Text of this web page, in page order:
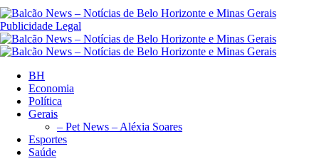
Publicidade Legal
BH
Economia
Política
Gerais
– Pet News – Aléxia Soares
Esportes
Saúde